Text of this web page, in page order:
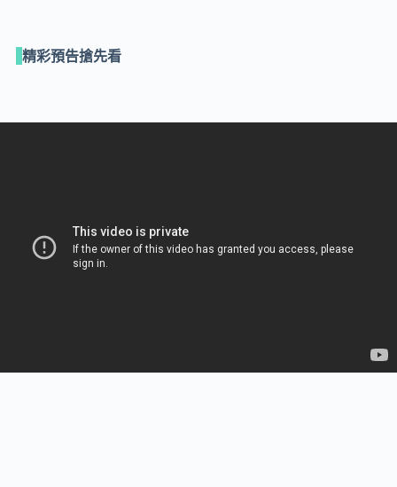
精彩預告搶先看